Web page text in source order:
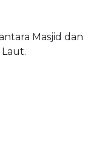
Masjid dan